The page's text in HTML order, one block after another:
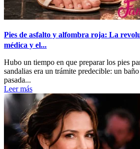
Pies de asfalto y alfombra roja: La
médica y el...
Hubo un tiempo en que preparar los pies
sandalias era un trámite predecible: un
pasada...
Leer más